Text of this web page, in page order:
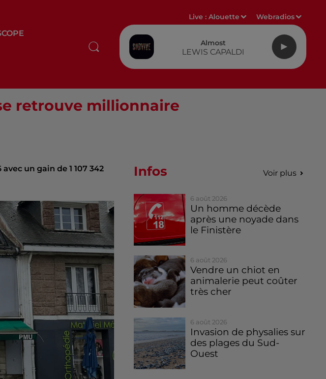
Live :Alouette Webradios
Almost
LEWIS CAPALDI
retrouve millionnaire
un gain de 1 107 342
Infos Voir plus
6 août 2026
Un homme décède
après une noyade dans
le Finistère
6 août 2026
Vendre un chiot en
animalerie peut coûter
très cher
6 août 2026
Invasion de physalies sur
des plages du Sud-
Ouest